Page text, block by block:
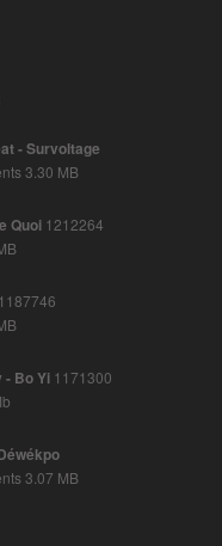
- Survoltage
3.30 MB
Quoi 1212264
1187746
- Bo Yi 1171300
3.07 MB